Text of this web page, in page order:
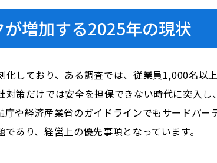
増加する2025年の現状
しており、ある調査では、従業員1,000名以
策だけでは安全を担保できない時代に突入
や経済産業省のガイドラインでもサードパ
あり、経営上の優先事項となっています。